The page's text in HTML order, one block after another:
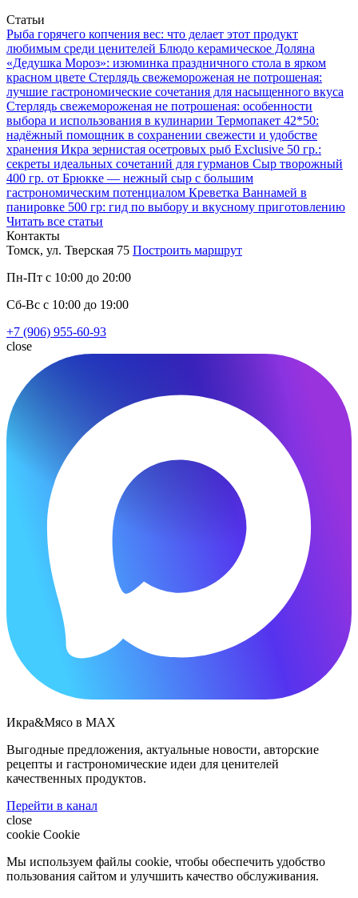
Статьи
Рыба горячего копчения вес: что делает этот продукт
любимым среди ценителей Блюдо керамическое Доляна
«Дедушка Мороз»: изюминка праздничного стола в ярком
красном цвете Стерлядь свежемороженая не потрошеная:
лучшие гастрономические сочетания для насыщенного вкуса
Стерлядь свежемороженая не потрошеная: особенности
выбора и использования в кулинарии Термопакет 42*50:
надёжный помощник в сохранении свежести и удобстве
хранения Икра зернистая осетровых рыб Exclusive 50 гр.:
секреты идеальных сочетаний для гурманов Сыр творожный
400 гр. от Брюкке — нежный сыр с большим
гастрономическим потенциалом Креветка Ваннамей в
панировке 500 гр: гид по выбору и вкусному приготовлению
Читать все статьи
Контакты
Томск, ул. Тверская 75 Построить маршрут
Пн-Пт с 10:00 до 20:00
Сб-Вс с 10:00 до 19:00
+7 (906) 955-60-93
close
Икра&Мясо в МАХ
Выгодные предложения, актуальные новости, авторские
рецепты и гастрономические идеи для ценителей
качественных продуктов.
Перейти в канал
close
cookie Cookie
Мы используем файлы cookie, чтобы обеспечить удобство
пользования сайтом и улучшить качество обслуживания.